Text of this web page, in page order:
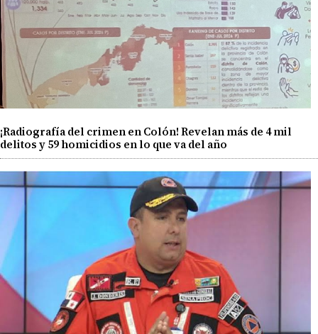
¡Radiografía del crimen en Colón! Revelan más de 4 mil
delitos y 59 homicidios en lo que va del año